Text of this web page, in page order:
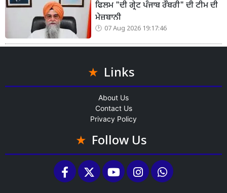
ਫਿਲਮ "ਦੀ ਗ੍ਰੇਟ ਪੰਜਾਬ ਰੌਬਰੀ" ਦੀ ਟੀਮ ਦੀ
ਮੇਜ਼ਬਾਨੀ
07 Aug 2026 19:17:46
Links
About Us
Contact Us
Privacy Policy
Follow Us